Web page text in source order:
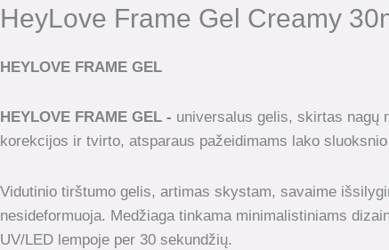
HeyLove Frame Gel Creamy
HEYLOVE FRAME GEL
HEYLOVE FRAME GEL - universalus gelis, skirtas nagų
korekcijos ir tvirto, atsparaus pažeidimams lako
Vidutinio tirštumo gelis, artimas skystam, savaime
nesideformuoja. Medžiaga tinkama minimalistiniams
UV/LED lempoje per 30 sekundžių.
Frame
Creamy